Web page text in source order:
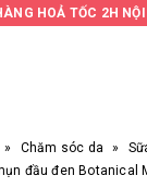
HOẢ TỐC 2H
» Chăm sóc da »
đầu đen Botanical